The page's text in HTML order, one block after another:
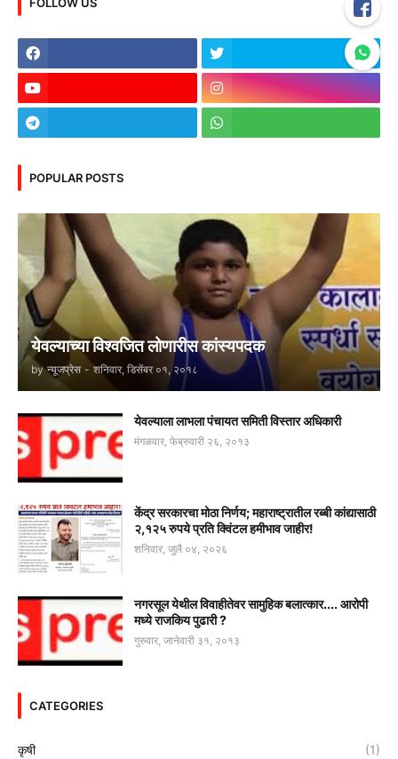
POPULAR POSTS
येवल्याच्या विश्वजित लोणारीस कांस्यपदक
by न्यूजप्रेस - शनिवार, डिसेंबर ०१, २०१८
येवल्याला लाभला पंचायत समिती विस्तार अधिकारी
मंगळवार, फेब्रुवारी २६, २०१३
केंद्र सरकारचा मोठा निर्णय; महाराष्ट्रातील रब्बी कांद्यासाठी
२,१२५ रुपये प्रति क्विंटल हमीभाव जाहीर!
शनिवार, जुलै ०४, २०२६
नगरसूल येथील विवाहीतेवर सामुहिक बलात्कार.... आरोपी
मध्ये राजकिय पुढारी ?
गुरुवार, जानेवारी ३१, २०१३
CATEGORIES
कृषी (1)